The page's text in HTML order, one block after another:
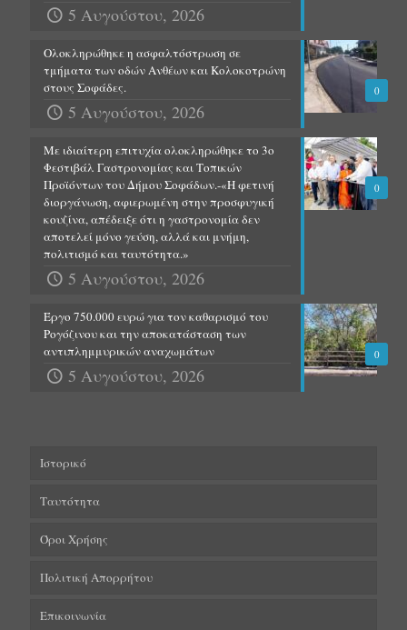
5 Αυγούστου, 2026
0
Ολοκληρώθηκε η ασφαλτόστρωση σε
τμήματα των οδών Ανθέων και Κολοκοτρώνη
στους Σοφάδες.
5 Αυγούστου, 2026
0
Με ιδιαίτερη επιτυχία ολοκληρώθηκε το 3ο
Φεστιβάλ Γαστρονομίας και Τοπικών
Προϊόντων του Δήμου Σοφάδων.-«Η φετινή
διοργάνωση, αφιερωμένη στην προσφυγική
κουζίνα, απέδειξε ότι η γαστρονομία δεν
αποτελεί μόνο γεύση, αλλά και μνήμη,
πολιτισμό και ταυτότητα.»
5 Αυγούστου, 2026
0
Έργο 750.000 ευρώ για τον καθαρισμό του
Ρογόζινου και την αποκατάσταση των
αντιπλημμυρικών αναχωμάτων
5 Αυγούστου, 2026
Ιστορικό
Ταυτότητα
Όροι Χρήσης
Πολιτική Απορρήτου
Επικοινωνία